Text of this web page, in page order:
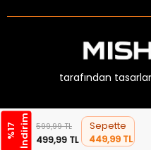
%
1
7
İ
n
d
i
r
i m 599,99 TL
499,99 TL
Sepette
449,99 TL
tarafından